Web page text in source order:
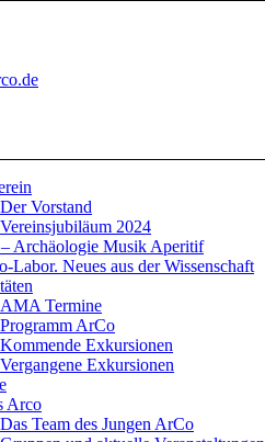
Der Vorstand
Vereinsjubiläum 2024
Archäologie Musik Aperitif
Labor. Neues aus der Wissenschaft
AMA Termine
Programm ArCo
Kommende Exkursionen
Vergangene Exkursionen
Arco
Das Team des Jungen ArCo